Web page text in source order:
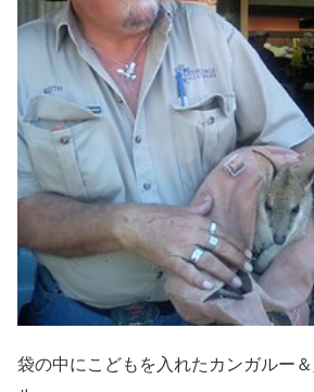
袋の中にこどもを入れたカンガルー